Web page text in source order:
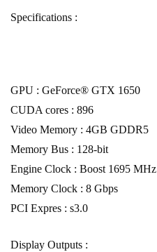
Specifications :
GPU : GeForce® GTX 1650
CUDA cores : 896
Video Memory : 4GB GDDR5
Memory Bus : 128-bit
Engine Clock : Boost 1695 MHz
Memory Clock : 8 Gbps
PCI Expres : s3.0
Display Outputs :